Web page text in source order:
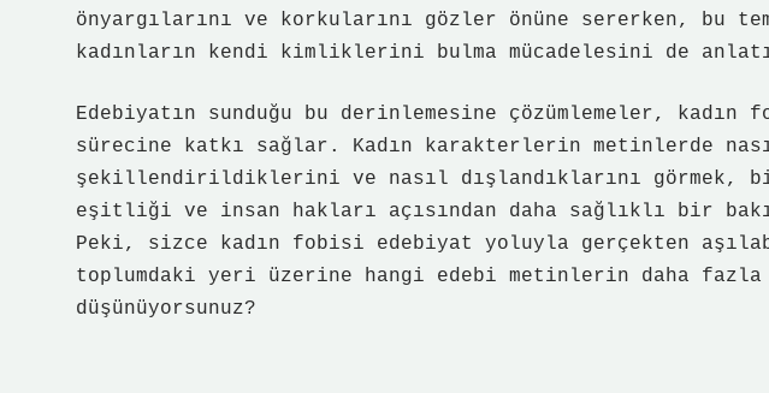
önyargılarını ve korkularını gözler önüne sererken, bu
kadınların kendi kimliklerini bulma mücadelesini de
Edebiyatın sunduğu bu derinlemesine çözümlemeler, kadın
sürecine katkı sağlar. Kadın karakterlerin metinlerde
şekillendirildiklerini ve nasıl dışlandıklarını görmek,
eşitliği ve insan hakları açısından daha sağlıklı bir
Peki, sizce kadın fobisi edebiyat yoluyla gerçekten
toplumdaki yeri üzerine hangi edebi metinlerin daha fazla
düşünüyorsunuz?